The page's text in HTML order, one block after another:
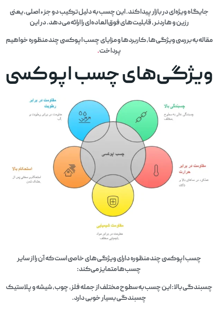
جایگاه ویژه‌ای در بازار پیدا کند. این چسب به دلیل ترکیب دو جزء اصلی، یعنی
رزین و هاردنر، قابلیت‌های فوق‌العاده‌ای را ارائه می‌دهد. در این
مقاله به بررسی ویژگی‌ها، کاربردها و مزایای چسب اپوکسی چند منظوره خواهیم
پرداخت.
ویژگی‌های چسب اپوکسی
چسب اپوکسی چند منظوره دارای ویژگی‌های خاصی است که آن را از سایر
چسب‌ها متمایز می‌کند:
چسبندگی بالا: این چسب به سطوح مختلف از جمله فلز، چوب، شیشه و پلاستیک
چسبندگی بسیار خوبی دارد.